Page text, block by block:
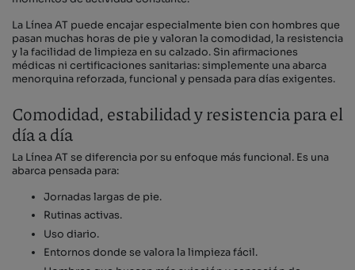
La Línea AT puede encajar especialmente bien con hombres que
pasan muchas horas de pie y valoran la comodidad, la resistencia
y la facilidad de limpieza en su calzado. Sin afirmaciones
médicas ni certificaciones sanitarias: simplemente una abarca
menorquina reforzada, funcional y pensada para días exigentes.
Comodidad, estabilidad y resistencia para el
día a día
La Línea AT se diferencia por su enfoque más funcional. Es una
abarca pensada para:
Jornadas largas de pie.
Rutinas activas.
Uso diario.
Entornos donde se valora la limpieza fácil.